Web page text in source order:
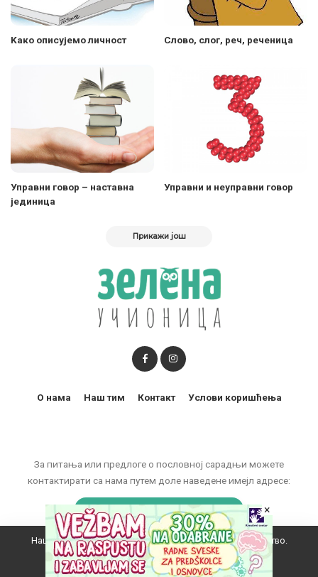
Kaко описујемо личност Слово, слог, реч, реченица
Управни говор – наставна
јединица
Управни и неуправни говор
Прикажи још
За питања или предлоге о пословној сарадњи можете
контактирати са нама путем доле наведене имејл адресе:
marketing@zelenaucionica.com
О нама Наш тим Контакт Услови коришћења
© 2011-2024 Copyright by Zelena učionica. All Rights reserved.
Наш вебсајт користи колачиће да побољша ваше искуство.
Прихватам
×